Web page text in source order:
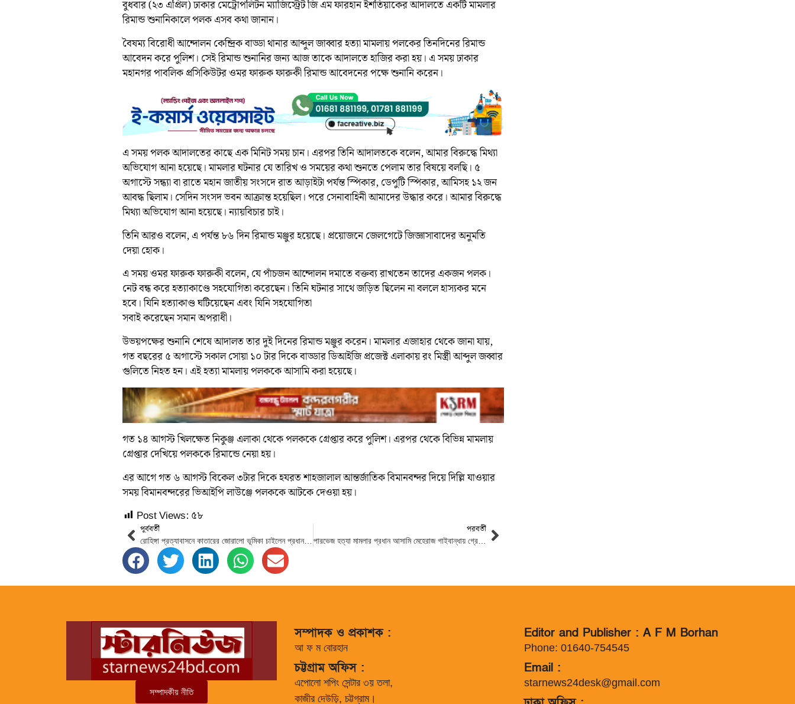
বুধবার (২৩ এপ্রিল) ঢাকার মেট্রোপলিটন ম্যাজিস্ট্রেট জি এম ফারহান ইশতিয়াকের আদালতে একটি মামলার
রিমান্ড শুনানিকালে পলক এসব কথা জানান।
বৈষম্য বিরোধী আন্দোলন কেন্দ্রিক বাড্ডা থানার আব্দুল জাব্বার হত্যা মামলায় পলকের তিনদিনের রিমান্ড
আবেদন করে পুলিশ। সেই রিমান্ড শুনানির জন্য আজ তাকে আদালতে হাজির করা হয়। এ সময় ঢাকার
মহানগর পাবলিক প্রসিকিউটর ওমর ফারুক ফারুকী রিমান্ড আবেদনের পক্ষে শুনানি করেন।
এ সময় পলক আদালতের কাছে এক মিনিট সময় চান। এরপর তিনি আদালতকে বলেন, আমার বিরুদ্ধে মিথ্যা
অভিযোগ আনা হয়েছে। মামলার ঘটনার যে তারিখ ও সময়ের কথা শুনতে পেলাম তার বিষয়ে বলছি। ৫
অগাস্টে সন্ধ্যা বা রাতে মহান জাতীয় সংসদে রাত আড়াইটা পর্যন্ত স্পিকার, ডেপুটি স্পিকার, আমিসহ ১২ জন
আবদ্ধ ছিলাম। সেদিন সংসদ ভবন আক্রান্ত হয়েছিল। পরে সেনাবাহিনী আমাদের উদ্ধার করে। আমার বিরুদ্ধে
মিথ্যা অভিযোগ আনা হয়েছে। ন্যায়বিচার চাই।
তিনি আরও বলেন, এ পর্যন্ত ৮৬ দিন রিমান্ড মঞ্জুর হয়েছে। প্রয়োজনে জেলগেটে জিজ্ঞাসাবাদের অনুমতি
দেয়া হোক।
এ সময় ওমর ফারুক ফারুকী বলেন, যে পাঁচজন আন্দোলন দমাতে বক্তব্য রাখতেন তাদের একজন পলক।
নেট বন্ধ করে হত্যাকাণ্ডে সহযোগিতা করেছেন। তিনি ঘটনার সাথে জড়িত ছিলেন না বললে হাস্যকর মনে
হবে। যিনি হত্যাকাণ্ড ঘটিয়েছেন এবং যিনি সহযোগিতা
সবাই করেছেন সমান অপরাধী।
উভয়পক্ষের শুনানি শেষে আদালত তার দুই দিনের রিমান্ড মঞ্জুর করেন। মামলার এজাহার থেকে জানা যায়,
গত বছরের ৫ অগাস্টে সকাল সোয়া ১০ টার দিকে বাড্ডার ডিআইজি প্রজেক্ট এলাকায় রং মিস্ত্রী আব্দুল জব্বার
গুলিতে নিহত হন। এই হত্যা মামলায় পলককে আসামি করা হয়েছে।
গত ১৪ আগস্ট খিলক্ষেত নিকুঞ্জ এলাকা থেকে পলককে গ্রেপ্তার করে পুলিশ। এরপর থেকে বিভিন্ন মামলায়
গ্রেপ্তার দেখিয়ে পলককে রিমান্ডে নেয়া হয়।
এর আগে গত ৬ আগস্ট বিকেল ৩টার দিকে হযরত শাহজালাল আন্তর্জাতিক বিমানবন্দর দিয়ে দিল্লি যাওয়ার
সময় বিমানবন্দরের ভিআইপি লাউঞ্জে পলককে আটকে দেওয়া হয়।
Post Views: ৫৮
পূর্ববর্তী
রোহিঙ্গা প্রত্যাবাসনে কাতারের জোরালো ভূমিকা চাইলেন প্রধান উপদেষ্টা
পরবর্তী
সম্পাদকীয় নীতি
সম্পাদক ও প্রকাশক :
আ ফ ম বোরহান
চট্টগ্রাম অফিস :
এপোলো শপিং সেন্টার ৩য় তলা,
কাজীর দেউড়ি, চট্টগ্রাম।
Editor and Publisher : A F M Borhan
Phone: 01640-754545
Email :
starnews24desk@gmail.com